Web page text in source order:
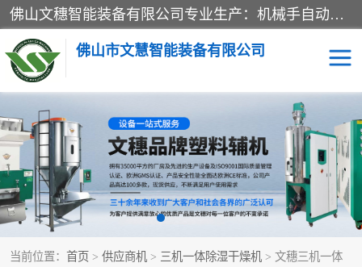
佛山文穗智能装备有限公司专业生产：机械手自动化系列；塑料粉碎机回收系列；塑料混色机系列；温度控制系列：模温机，冷水机；供料输送系列：中央供料系统，欧化/独立式吸料机，分体式吸料机；整机保修一年，易损件除外。
佛山市文慧智能装备有限公司
当前位置： 首页 > 供应商机 > 三机一体除湿干燥机 > 文穗三机一体
粉碎回收系列 干燥除湿系列
塑料破碎机 工业冷水机
三机一体除湿干燥机 塑料干燥机
塑料混色机 模温机